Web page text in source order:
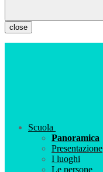
close
Scuola
Panoramica
Presentazione
I luoghi
Le persone